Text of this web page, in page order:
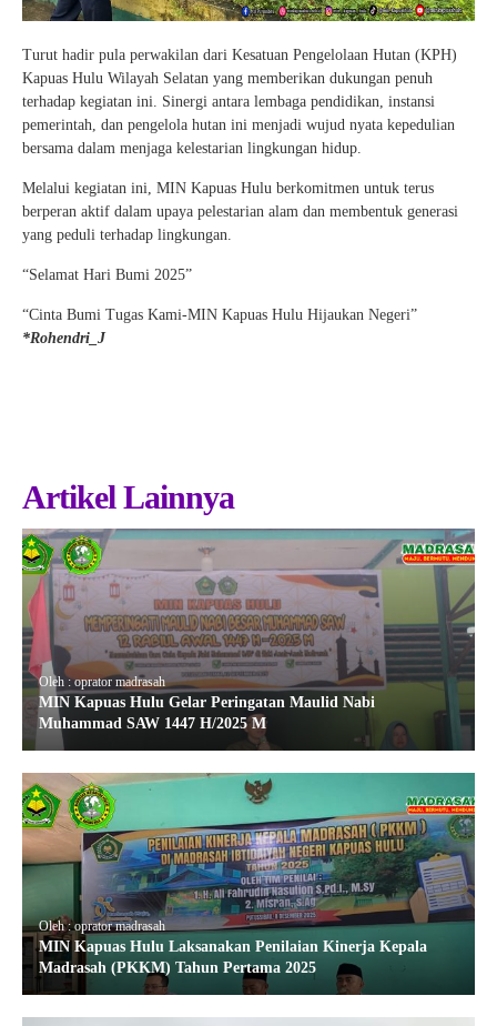
Turut hadir pula perwakilan dari Kesatuan Pengelolaan Hutan (KPH)
Kapuas Hulu Wilayah Selatan yang memberikan dukungan penuh
terhadap kegiatan ini. Sinergi antara lembaga pendidikan, instansi
pemerintah, dan pengelola hutan ini menjadi wujud nyata kepedulian
bersama dalam menjaga kelestarian lingkungan hidup.
Melalui kegiatan ini, MIN Kapuas Hulu berkomitmen untuk terus
berperan aktif dalam upaya pelestarian alam dan membentuk generasi
yang peduli terhadap lingkungan.
“Selamat Hari Bumi 2025”
“Cinta Bumi Tugas Kami-MIN Kapuas Hulu Hijaukan Negeri”
*Rohendri_J
Artikel Lainnya
Oleh : oprator madrasah
MIN Kapuas Hulu Gelar Peringatan Maulid Nabi
Muhammad SAW 1447 H/2025 M
Oleh : oprator madrasah
MIN Kapuas Hulu Laksanakan Penilaian Kinerja Kepala
Madrasah (PKKM) Tahun Pertama 2025